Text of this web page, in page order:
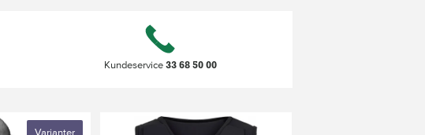
Kundeservice33 68 50 00